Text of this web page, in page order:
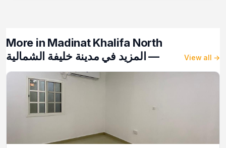
More in Madinat Khalifa North
— المزيد في مدينة خليفة الشمالية
View all →